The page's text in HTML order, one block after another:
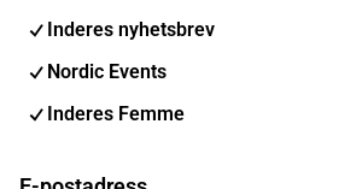
Inderes nyhetsbrev
Nordic Events
Inderes Femme